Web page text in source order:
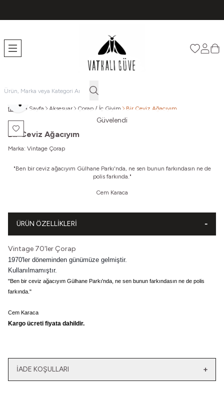
Favorilerim
Ana Sayfa Aksesuar Çorap / İç Giyim Bir Ceviz Ağacıyım
Güvelendi
Favoriye Ekle
Paylaş
Bir Ceviz Ağacıyım
Marka: Vintage Çorap
"Ben bir ceviz ağacıyım Gülhane Parkı'nda, ne sen bunun farkındasın ne de
polis farkında."
Cem Karaca
ÜRÜN ÖZELLIKLERI
Vintage 70'ler Çorap
1970'ler döneminden günümüze gelmiştir.
Kullanılmamıştır.
"Ben bir ceviz ağacıyım Gülhane Parkı'nda, ne sen bunun farkındasın ne de polis
farkında."
Cem Karaca
Kargo ücreti fiyata dahildir.
İADE KOŞULLARI